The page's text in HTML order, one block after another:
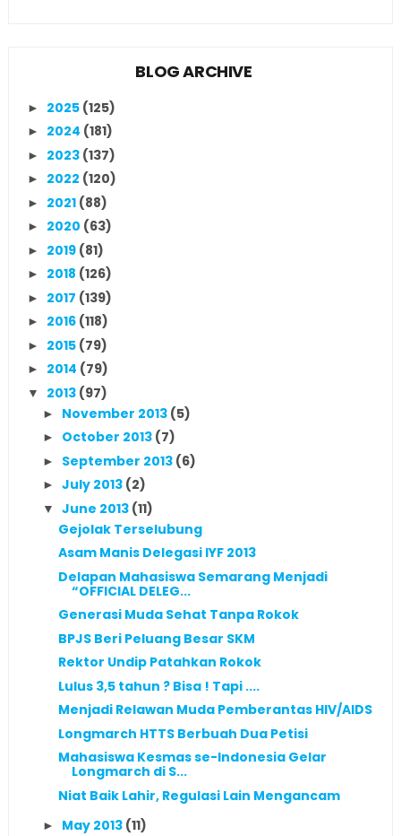
BLOG ARCHIVE
► 2025 (125)
► 2024 (181)
► 2023 (137)
► 2022 (120)
► 2021 (88)
► 2020 (63)
► 2019 (81)
► 2018 (126)
► 2017 (139)
► 2016 (118)
► 2015 (79)
► 2014 (79)
▼ 2013 (97)
► November 2013 (5)
► October 2013 (7)
► September 2013 (6)
► July 2013 (2)
▼ June 2013 (11)
Gejolak Terselubung
Asam Manis Delegasi IYF 2013
Delapan Mahasiswa Semarang Menjadi
“OFFICIAL DELEG...
Generasi Muda Sehat Tanpa Rokok
BPJS Beri Peluang Besar SKM
Rektor Undip Patahkan Rokok
Lulus 3,5 tahun ? Bisa ! Tapi ....
Menjadi Relawan Muda Pemberantas HIV/AIDS
Longmarch HTTS Berbuah Dua Petisi
Mahasiswa Kesmas se-Indonesia Gelar
Longmarch di S...
Niat Baik Lahir, Regulasi Lain Mengancam
► May 2013 (11)